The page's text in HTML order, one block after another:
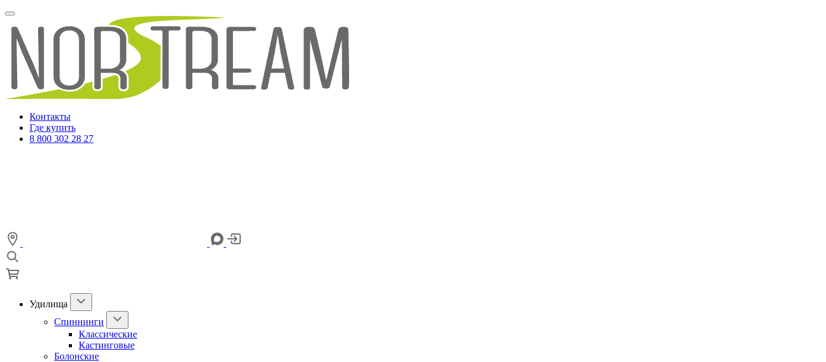
Контакты
Где купить
8 800 302 28 27
Удилища
Спиннинги
Классические
Кастинговые
Болонские